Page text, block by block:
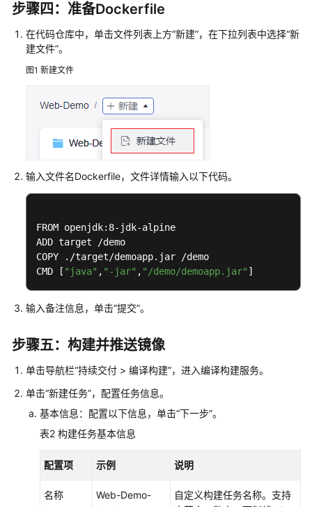
统
权
限
步骤四：准备Dockerfile
在代码仓库中，单击文件列表上方“新建”，在下拉列表中选择“新
建文件”。
图1 新建文件
输入文件名Dockerfile，文件详情输入以下代码。
FROM openjdk:8-jdk-alpine
ADD target /demo
COPY ./target/demoapp.jar /demo
CMD [ "java" , "-jar" , "/demo/demoapp.jar" ]
输入备注信息，单击“提交”。
步骤五：构建并推送镜像
单击导航栏“持续交付 > 编译构建”，进入编译构建服务。
单击“新建任务”，配置任务信息。
基本信息：配置以下信息，单击“下一步”。
表2 构建任务基本信息
配置项 示例 说明
名称
Web-Demo-
自定义构建任务名称。支持